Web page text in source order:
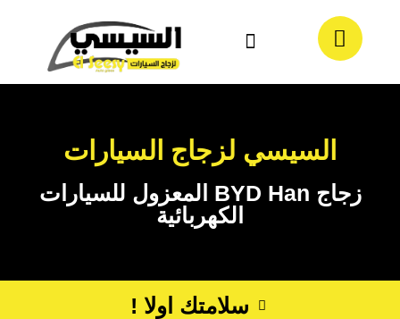
السيسي لزجاج السيارات
زجاج BYD Han المعزول للسيارات
الكهربائية
سلامتك اولا !